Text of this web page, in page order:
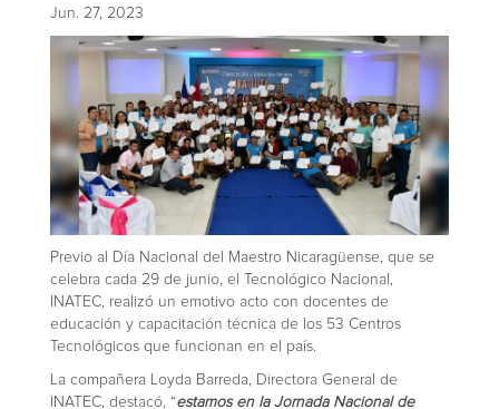
Jun. 27, 2023
Previo al Día Nacional del Maestro Nicaragüense, que se
celebra cada 29 de junio, el Tecnológico Nacional,
INATEC, realizó un emotivo acto con docentes de
educación y capacitación técnica de los 53 Centros
Tecnológicos que funcionan en el país.
La compañera Loyda Barreda, Directora General de
INATEC, destacó, “estamos en la Jornada Nacional de